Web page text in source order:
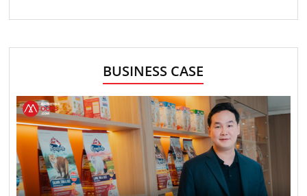
BUSINESS CASE